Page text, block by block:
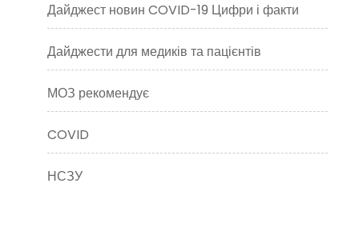
Дайджест новин COVID-19 Цифри і факти
Дайджести для медиків та пацієнтів
МОЗ рекомендує
COVID
НСЗУ